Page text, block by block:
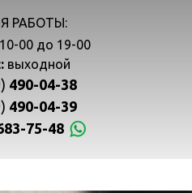
РАБОТЫ:
00 до 19-00
выходной
490-04-38
490-04-39
75-48